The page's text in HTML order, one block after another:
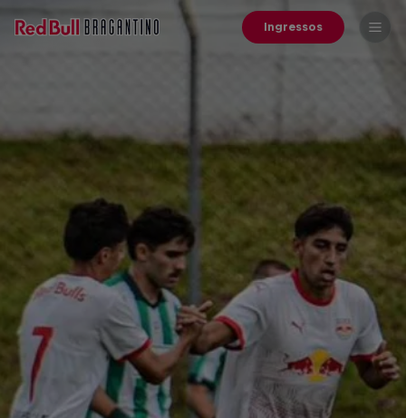
Ingressos